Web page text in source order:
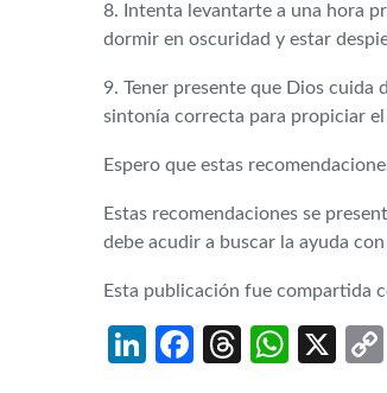
8. Intenta levantarte a una hora
dormir en oscuridad y estar
9. Tener presente que Dios cuida
sintonía correcta para propiciar el
Espero que estas
Estas recomendaciones se
debe acudir a buscar la ayuda
Esta publicación fue compartida
LinkedIn
Facebook
Threads
X